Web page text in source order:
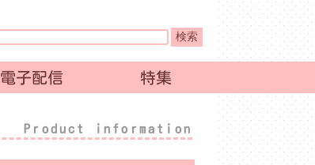
電子配信 特集
Product information